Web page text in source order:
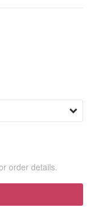
order details.